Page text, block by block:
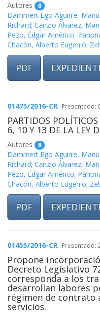
Autores 8
Dammert Ego Aguirre,
Richard; Canzio Álvarez,
Pezo, Édgar Américo;
Chacón, Alberto Eugenio;
PDF
01475/2016-CR Presentado:
PARTIDOS
6, 10 Y 13 DE LA LEY
Autores 8
Dammert Ego Aguirre,
Richard; Canzio Álvarez,
Pezo, Édgar Américo;
Chacón, Alberto Eugenio;
PDF
01455/2016-CR Presentado:
Propone
Decreto Legislativo
corresponda a los
desarrollan labores
régimen de contrato
servicios.